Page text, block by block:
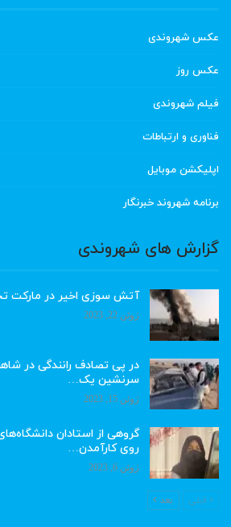
عکس شهروندی
عکس روز
فیلم شهروندی
فناوری و ارتباطات
اپلیکشن موبایل
برنامه شهروند خبرنگار
گزارش های شهروندی
آتش سوزی اخیر در مارکت
ژوئن 22, 2023
در پی تصادف رانندگی در
سرنشین یک…
ژوئن 15, 2023
گروهی از استادان
روی کارآمدن…
ژوئن 6, 2023
قبلی بعد